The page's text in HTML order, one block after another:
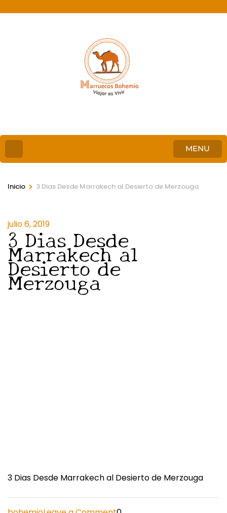
MENU
Inicio > 3 Dias Desde Marrakech al Desierto de Merzouga
julio 6, 2019
3 Dias Desde
Marrakech al
Desierto de
Merzouga
3 Dias Desde Marrakech al Desierto de Merzouga